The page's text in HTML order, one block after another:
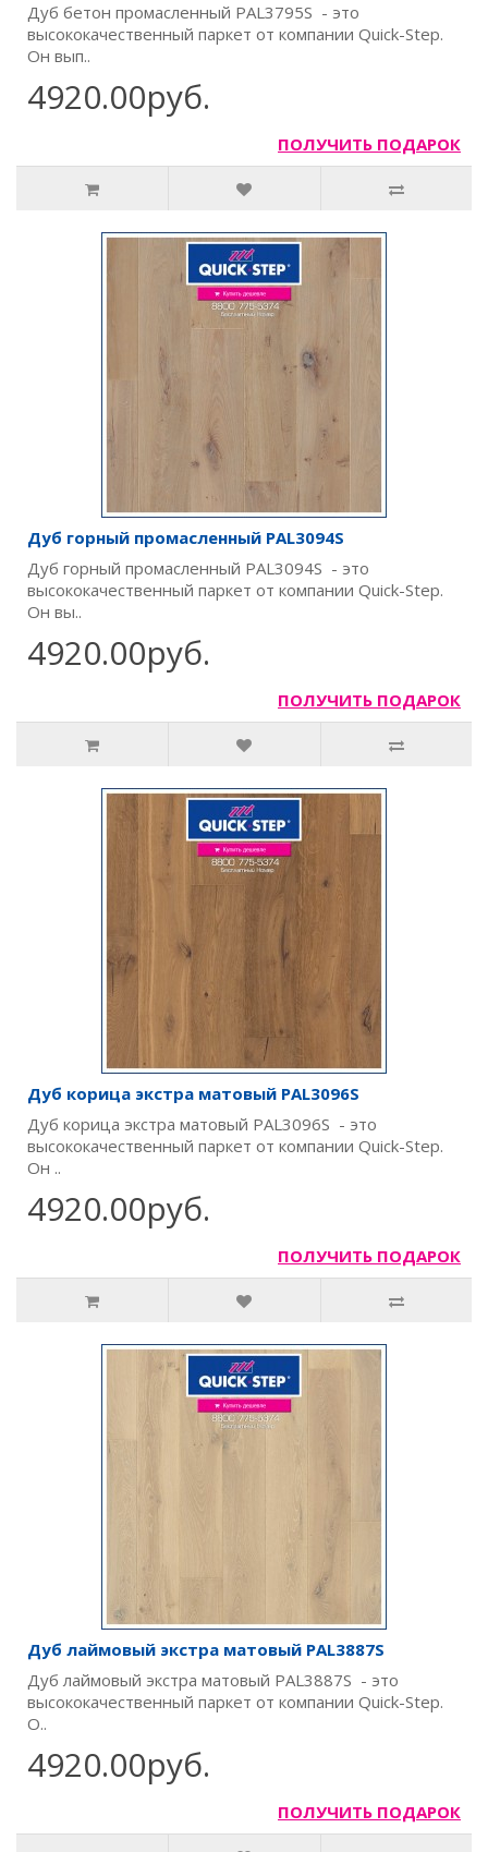
Дуб бетон промасленный PAL3795S - это
высококачественный паркет от компании Quick-Step.
Он вып..
4920.00руб.
ПОЛУЧИТЬ ПОДАРОК
Дуб горный промасленный PAL3094S
Дуб горный промасленный PAL3094S - это
высококачественный паркет от компании Quick-Step.
Он вы..
4920.00руб.
ПОЛУЧИТЬ ПОДАРОК
Дуб корица экстра матовый PAL3096S
Дуб корица экстра матовый PAL3096S - это
высококачественный паркет от компании Quick-Step.
Он ..
4920.00руб.
ПОЛУЧИТЬ ПОДАРОК
Дуб лаймовый экстра матовый PAL3887S
Дуб лаймовый экстра матовый PAL3887S - это
высококачественный паркет от компании Quick-Step.
О..
4920.00руб.
ПОЛУЧИТЬ ПОДАРОК